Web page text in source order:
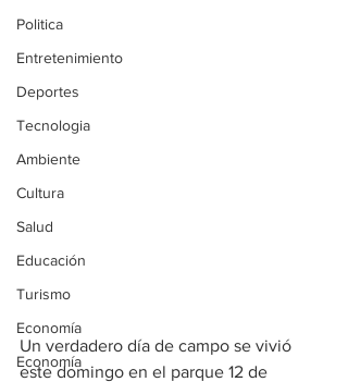
Politica
Entretenimiento
Deportes
Tecnologia
Ambiente
Cultura
Salud
Educación
Turismo
Economía
Economía
Un verdadero día de campo se vivió
este domingo en el parque 12 de